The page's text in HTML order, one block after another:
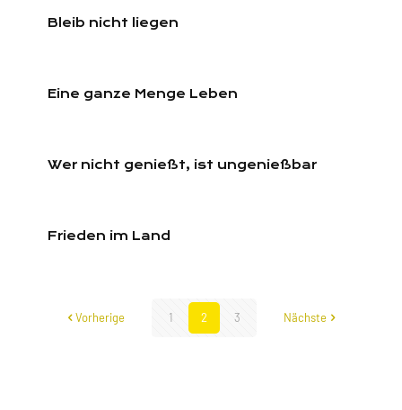
Bleib nicht liegen
Eine ganze Menge Leben
Wer nicht genießt, ist ungenießbar
Frieden im Land
Vorherige 1 2 3 Nächste